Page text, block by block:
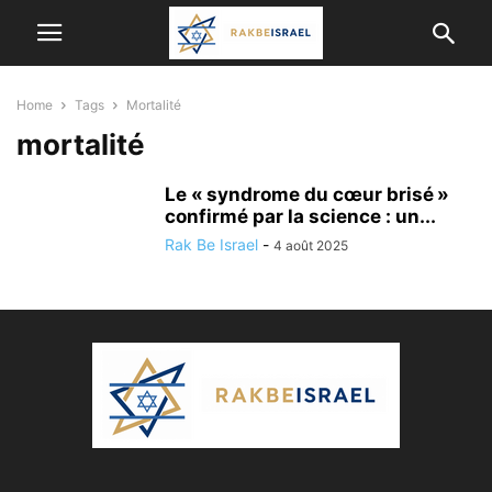
Home Tags Mortalité
mortalité
Le « syndrome du cœur brisé »
confirmé par la science : un...
Rak Be Israel - 4 août 2025